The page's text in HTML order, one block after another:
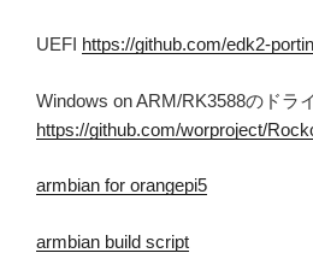
UEFI https://github.com/edk2-
Windows on ARM/RK3588のドラ
https://github.com/worproject/
armbian for orangepi5
armbian build script